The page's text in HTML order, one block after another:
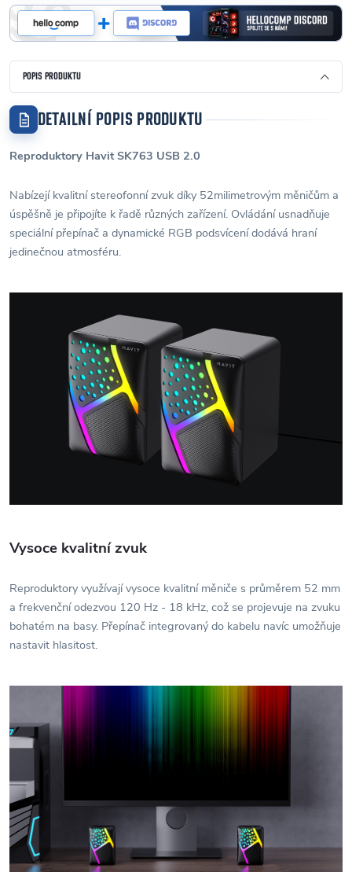
POPIS PRODUKTU
DETAILNÍ POPIS PRODUKTU
Reproduktory Havit SK763 USB 2.0
Nabízejí kvalitní stereofonní zvuk díky 52milimetrovým měničům a
úspěšně je připojíte k řadě různých zařízení. Ovládání usnadňuje
speciální přepínač a dynamické RGB podsvícení dodává hraní
jedinečnou atmosféru.
Vysoce kvalitní zvuk
Reproduktory využívají vysoce kvalitní měniče s průměrem 52 mm
a frekvenční odezvou 120 Hz - 18 kHz, což se projevuje na zvuku
bohatém na basy. Přepínač integrovaný do kabelu navíc umožňuje
nastavit hlasitost.